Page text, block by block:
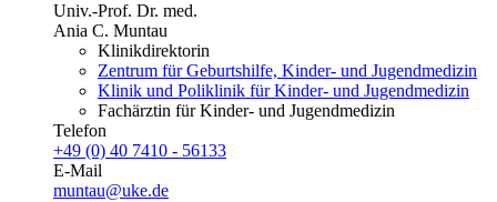
Univ.-Prof. Dr. med.
Ania C. Muntau
Klinikdirektorin
Zentrum für Geburtshilfe, Kinder- und Jugendmedizin
Klinik und Poliklinik für Kinder- und Jugendmedizin
Fachärztin für Kinder- und Jugendmedizin
Telefon
+49 (0) 40 7410 - 56133
E-Mail
muntau@uke.de